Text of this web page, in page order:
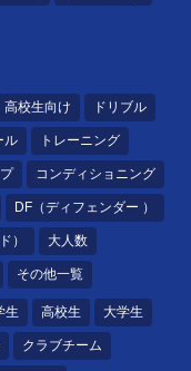
高校生向け ドリブル
ル トレーニング
コンディショニング
DF（ディフェンダー ）
） 大人数
その他一覧
生 高校生 大学生
クラブチーム